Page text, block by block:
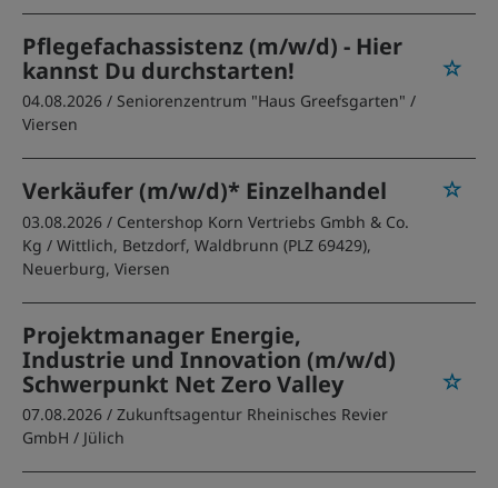
Pflegefachassistenz (m/w/d) - Hier
kannst Du durchstarten!
04.08.2026 / Seniorenzentrum "Haus Greefsgarten" /
Viersen
Verkäufer (m/w/d)* Einzelhandel
03.08.2026 / Centershop Korn Vertriebs Gmbh & Co.
Kg / Wittlich, Betzdorf, Waldbrunn (PLZ 69429),
Neuerburg, Viersen
Projektmanager Energie,
Industrie und Innovation (m/w/d)
Schwerpunkt Net Zero Valley
07.08.2026 / Zukunftsagentur Rheinisches Revier
GmbH / Jülich